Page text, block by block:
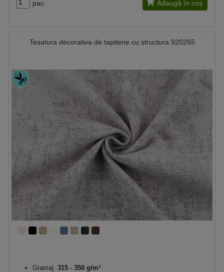
pac. Adaugă în coș
Tesatura decorativa de tapiterie cu structura 920265
Gramaj: 315 - 350 g/m²